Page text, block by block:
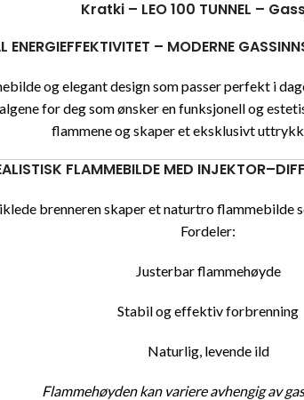
Kratki – LEO 100 TUNNEL –
ENERGIEFFEKTIVITET – MODERNE
og elegant design som passer perfekt i
for deg som ønsker en funksjonell og
flammene og skaper et eksklusivt
FLAMMEBILDE MED
brenneren skaper et naturtro flammebilde
Fordeler:
Justerbar flammehøyde
Stabil og effektiv forbrenning
Naturlig, levende ild
Flammehøyden kan variere avhengig av